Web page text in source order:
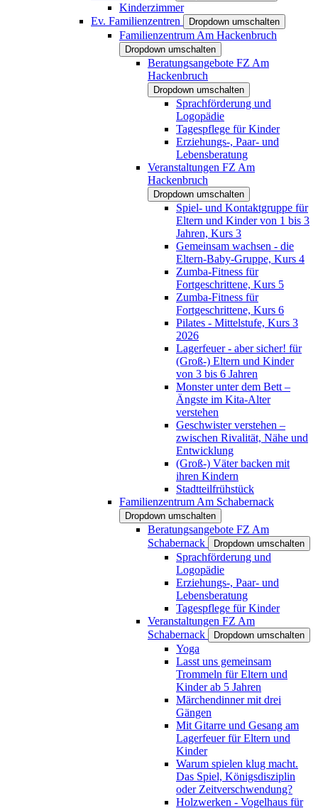
Kinderzimmer
Ev. Familienzentren
Dropdown umschalten
Familienzentrum Am Hackenbruch
Dropdown umschalten
Beratungsangebote FZ Am
Hackenbruch
Dropdown umschalten
Sprachförderung und
Logopädie
Tagespflege für Kinder
Erziehungs-, Paar- und
Lebensberatung
Veranstaltungen FZ Am
Hackenbruch
Dropdown umschalten
Spiel- und Kontaktgruppe für
Eltern und Kinder von 1 bis 3
Jahren, Kurs 3
Gemeinsam wachsen - die
Eltern-Baby-Gruppe, Kurs 4
Zumba-Fitness für
Fortgeschrittene, Kurs 5
Zumba-Fitness für
Fortgeschrittene, Kurs 6
Pilates - Mittelstufe, Kurs 3
2026
Lagerfeuer - aber sicher! für
(Groß-) Eltern und Kinder
von 3 bis 6 Jahren
Monster unter dem Bett –
Ängste im Kita-Alter
verstehen
Geschwister verstehen –
zwischen Rivalität, Nähe und
Entwicklung
(Groß-) Väter backen mit
ihren Kindern
Stadtteilfrühstück
Familienzentrum Am Schabernack
Dropdown umschalten
Beratungsangebote FZ Am
Schabernack
Dropdown umschalten
Sprachförderung und
Logopädie
Erziehungs-, Paar- und
Lebensberatung
Tagespflege für Kinder
Veranstaltungen FZ Am
Schabernack
Dropdown umschalten
Yoga
Lasst uns gemeinsam
Trommeln für Eltern und
Kinder ab 5 Jahren
Märchendinner mit drei
Gängen
Mit Gitarre und Gesang am
Lagerfeuer für Eltern und
Kinder
Warum spielen klug macht.
Das Spiel, Königsdisziplin
oder Zeitverschwendung?
Holzwerken - Vogelhaus für